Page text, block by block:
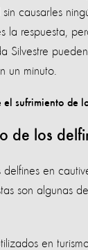
causarles
la respuesta,
Silvestre
un minuto.
de los
en
son algunas
en